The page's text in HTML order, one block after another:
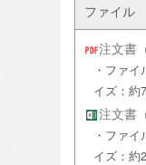
ファイル
注文書
・ファ
イズ：約
注文書
・ファ
イズ：約